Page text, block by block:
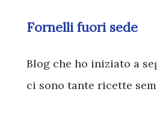
Fornelli fuori sede
Blog che ho iniziato a
ci sono tante ricette